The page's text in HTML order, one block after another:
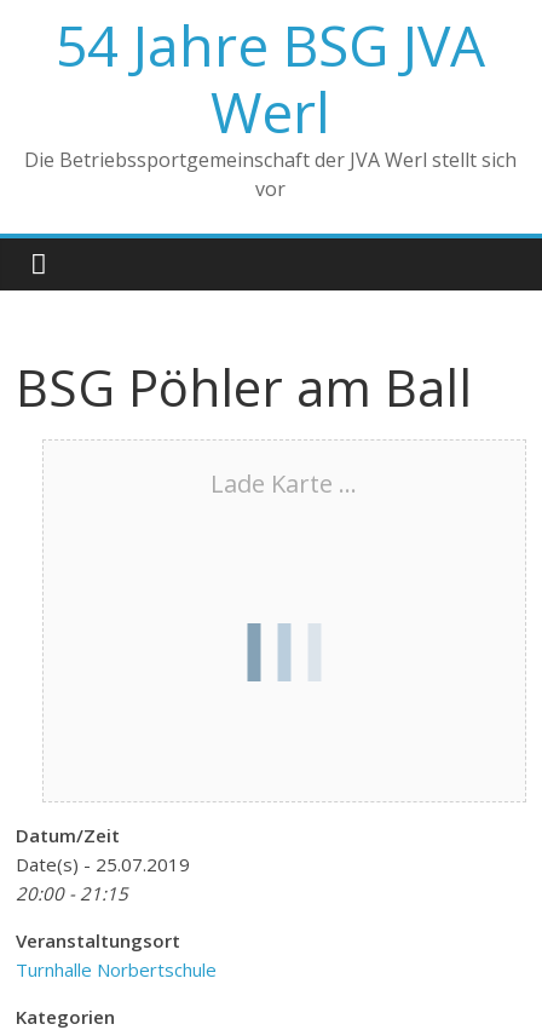
springen54 Jahre BSG JVA
Werl
Die Betriebssportgemeinschaft der JVA Werl stellt sich
vor
BSG Pöhler am Ball
Lade Karte ...
Datum/Zeit
Date(s) - 25.07.2019
20:00 - 21:15
Veranstaltungsort
Turnhalle Norbertschule
Kategorien